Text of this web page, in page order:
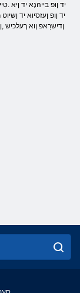
יד ןופ בייהנָא יד ןיא
יד ןופ ןעזסיוא יד
ןדישרַאפ ןוא ךעלכיש